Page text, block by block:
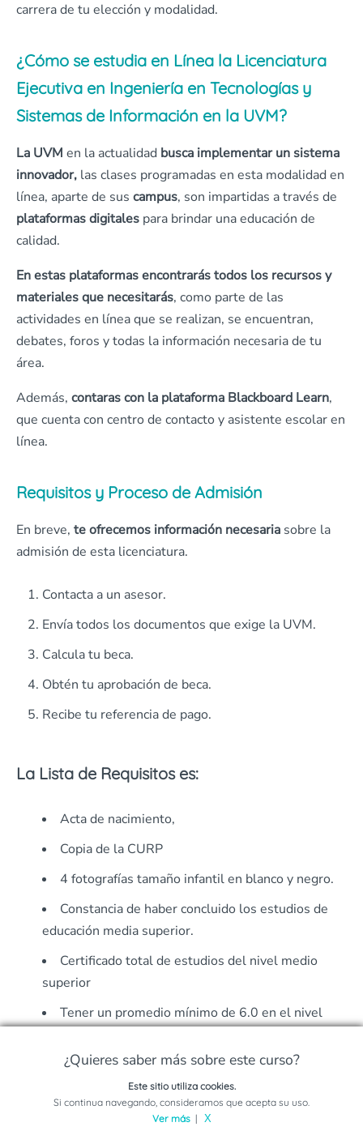
carrera de tu elección y modalidad.
¿Cómo se estudia en Línea la Licenciatura
Ejecutiva en Ingeniería en Tecnologías y
Sistemas de Información en la UVM?
La UVM en la actualidad busca implementar un sistema
innovador, las clases programadas en esta modalidad en
línea, aparte de sus campus, son impartidas a través de
plataformas digitales para brindar una educación de
calidad.
En estas plataformas encontrarás todos los recursos y
materiales que necesitarás, como parte de las
actividades en línea que se realizan, se encuentran,
debates, foros y todas la información necesaria de tu
área.
Además, contaras con la plataforma Blackboard Learn,
que cuenta con centro de contacto y asistente escolar en
línea.
Requisitos y Proceso de Admisión
En breve, te ofrecemos información necesaria sobre la
admisión de esta licenciatura.
Contacta a un asesor.
Envía todos los documentos que exige la UVM.
Calcula tu beca.
Obtén tu aprobación de beca.
Recibe tu referencia de pago.
La Lista de Requisitos es:
Acta de nacimiento,
Copia de la CURP
4 fotografías tamaño infantil en blanco y negro.
Constancia de haber concluido los estudios de
educación media superior.
Certificado total de estudios del nivel medio
superior
Tener un promedio mínimo de 6.0 en el nivel
Los estudios realizados en el extranjero deberán
estar legalizados o apostillados en el país de origen.
¿Quieres saber más sobre este curso?
Solicita información sobre este programa
Este sitio utiliza cookies.
Si continua navegando, consideramos que acepta su uso.
Ver más| X